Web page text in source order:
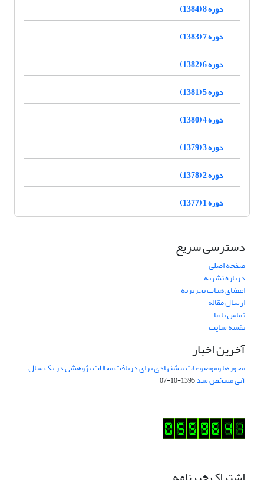
دوره 8 (1384)
دوره 7 (1383)
دوره 6 (1382)
دوره 5 (1381)
دوره 4 (1380)
دوره 3 (1379)
دوره 2 (1378)
دوره 1 (1377)
دسترسی سریع
صفحه اصلی
درباره نشریه
اعضای هیات تحریریه
ارسال مقاله
تماس با ما
نقشه سایت
آخرین اخبار
محورها وموضوعات پیشنهادی برای دریافت مقالات پژوهشی در یک سال
آتی مشخص شد1395-10-07